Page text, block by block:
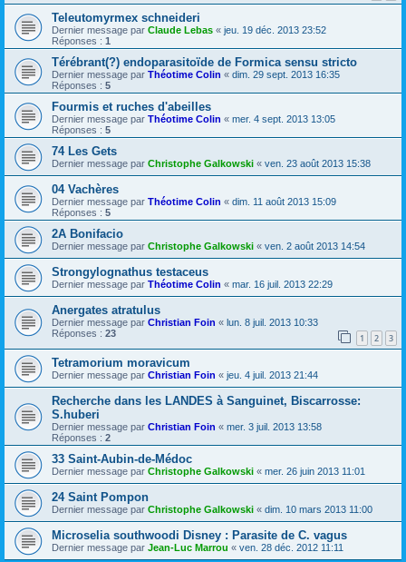
Teleutomyrmex schneideri
Dernier message par Claude Lebas « jeu. 19 déc. 2013 23:52
Réponses : 1
Térébrant(?) endoparasitoïde de Formica sensu stricto
Dernier message par Théotime Colin « dim. 29 sept. 2013 16:35
Réponses : 5
Fourmis et ruches d'abeilles
Dernier message par Théotime Colin « mer. 4 sept. 2013 13:05
Réponses : 5
74 Les Gets
Dernier message par Christophe Galkowski « ven. 23 août 2013 15:38
04 Vachères
Dernier message par Théotime Colin « dim. 11 août 2013 15:09
Réponses : 5
2A Bonifacio
Dernier message par Christophe Galkowski « ven. 2 août 2013 14:54
Strongylognathus testaceus
Dernier message par Théotime Colin « mar. 16 juil. 2013 22:29
Anergates atratulus
Dernier message par Christian Foin « lun. 8 juil. 2013 10:33
Réponses : 23 1 2 3
Tetramorium moravicum
Dernier message par Christian Foin « jeu. 4 juil. 2013 21:44
Recherche dans les LANDES à Sanguinet, Biscarrosse:
S.huberi
Dernier message par Christian Foin « mer. 3 juil. 2013 13:58
Réponses : 2
33 Saint-Aubin-de-Médoc
Dernier message par Christophe Galkowski « mer. 26 juin 2013 11:01
24 Saint Pompon
Dernier message par Christophe Galkowski « dim. 10 mars 2013 11:00
Microselia southwoodi Disney : Parasite de C. vagus
Dernier message par Jean-Luc Marrou « ven. 28 déc. 2012 11:11